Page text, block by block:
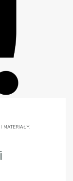
MATERIAŁY.